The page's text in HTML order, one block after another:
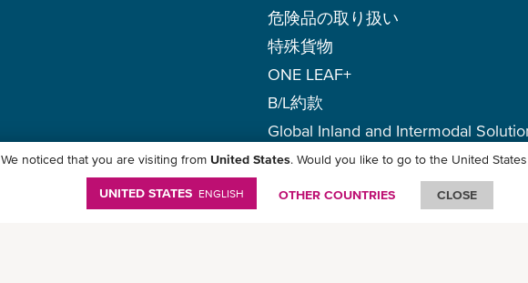
危険品の取り扱い
特殊貨物
ONE LEAF+
B/L約款
Global Inland and Intermodal
個人情報保護方針-ご利用にあたって-著作権・商標権について -免責事項 サイトマップ
We noticed that you are visiting from United States. Would you like to go to the United
UNITED STATES ENGLISH OTHER COUNTRIES CLOSE